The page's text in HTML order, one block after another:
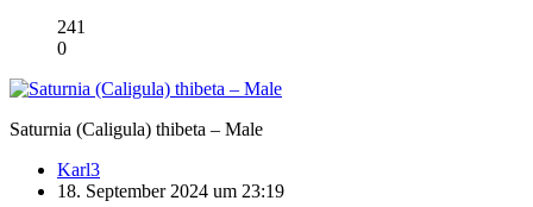
241
0
Saturnia (Caligula) thibeta – Male
Karl3
18. September 2024 um 23:19